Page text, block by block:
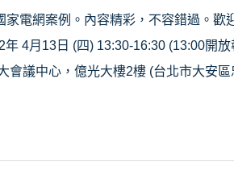
家電網案例。內容精彩，不容錯過。歡
年 4月13日 (四) 13:30-16:30 (13:00開放
會議中心，億光大樓2樓 (台北市大安